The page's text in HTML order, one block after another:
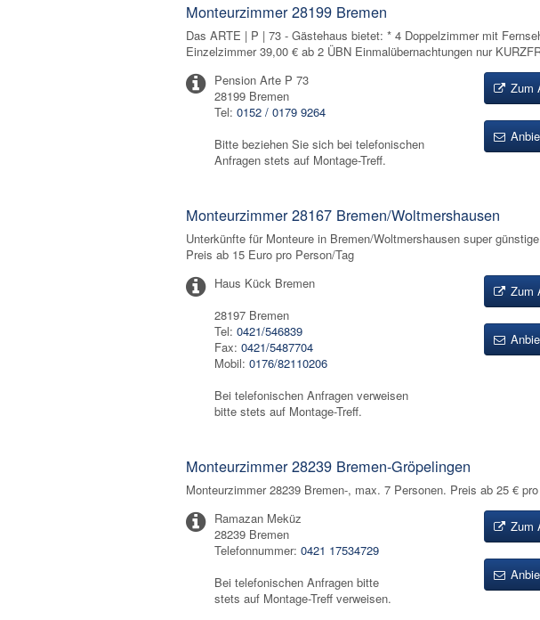
Monteurzimmer 28199 Bremen
Das ARTE | P | 73 - Gästehaus bietet: * 4 Doppelzimmer mit
Einzelzimmer 39,00 € ab 2 ÜBN Einmalübernachtungen nur
Pension Arte P 73
28199 Bremen
Tel: 0152 / 0179 9264
Bitte beziehen Sie sich bei telefonischen
Anfragen stets auf Montage-Treff.
Zum
Monteurzimmer 28167 Bremen/Woltmershausen
Unterkünfte für Monteure in Bremen/Woltmershausen super
Preis ab 15 Euro pro Person/Tag
Haus Kück Bremen
28197 Bremen
Tel: 0421/546839
Fax: 0421/5487704
Mobil: 0176/82110206
Bei telefonischen Anfragen verweisen
bitte stets auf Montage-Treff.
Zum
Monteurzimmer 28239 Bremen-Gröpelingen
Monteurzimmer 28239 Bremen-, max. 7 Personen. Preis ab 25 €
Ramazan Meküz
28239 Bremen
Telefonnummer: 0421 17534729
Bei telefonischen Anfragen bitte
stets auf Montage-Treff verweisen.
Zum